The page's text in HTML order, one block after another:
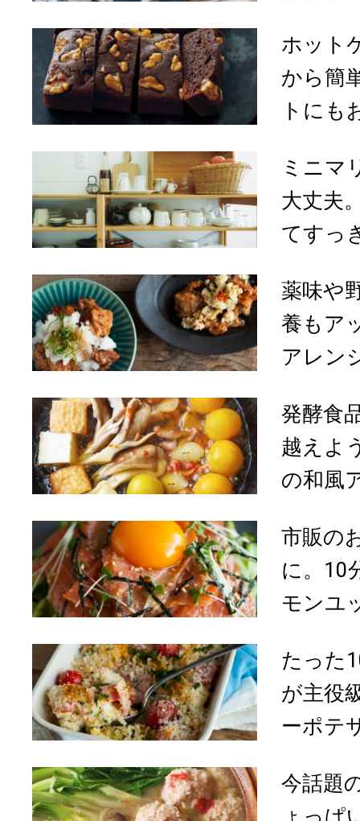
ホット
から簡
トにも
ミニマ
大丈夫
てすっ
薬味や
養もア
アレン
発酵食
越えよ
の和風
市販の
に。10
モンユ
たった
が主役
ーポテ
今話題
ょっぱ